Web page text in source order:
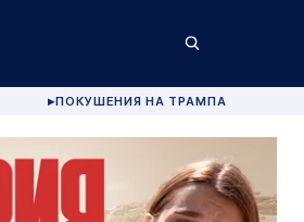
▶ПОКУШЕНИЯ НА ТРАМПА